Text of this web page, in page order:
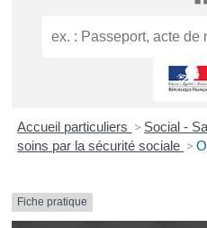
Accueil particuliers > Social -
soins par la sécurité sociale >
Fiche pratique